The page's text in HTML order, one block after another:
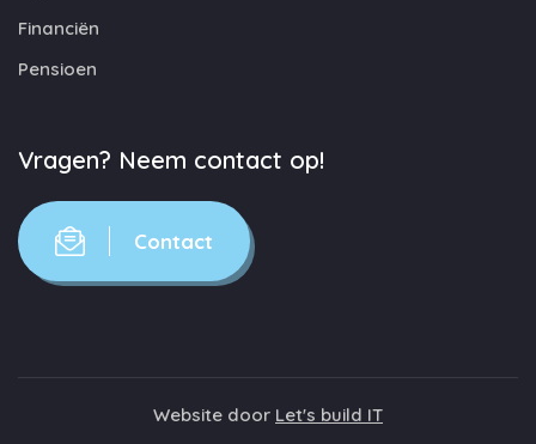
Financiën
Pensioen
Vragen? Neem contact op!
Contact
Website door Let's build IT